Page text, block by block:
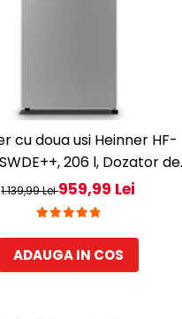
cu doua usi Heinner HF-
206 l, Dozator de
LED, H 143.4 cm,
Clasa E, Argintiu
1.139,99 Lei959,99 Lei
ADAUGA IN COS